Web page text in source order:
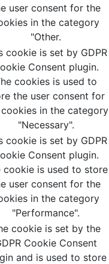
user consent for the
in the category
"Other.
cookie is set by GDPR
Consent plugin.
cookies is used to
the user consent for
in the category
"Necessary".
cookie is set by GDPR
Consent plugin.
cookie is used to store
user consent for the
in the category
"Performance".
cookie is set by the
Cookie Consent
and is used to store